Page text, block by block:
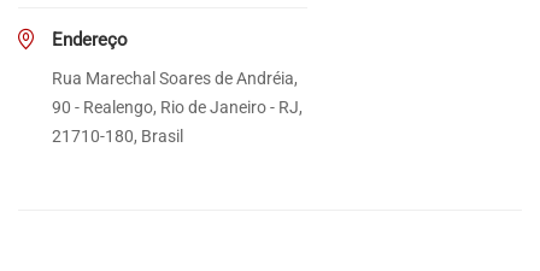
Endereço
Rua Marechal Soares de Andréia,
90 - Realengo, Rio de Janeiro - RJ,
21710-180, Brasil